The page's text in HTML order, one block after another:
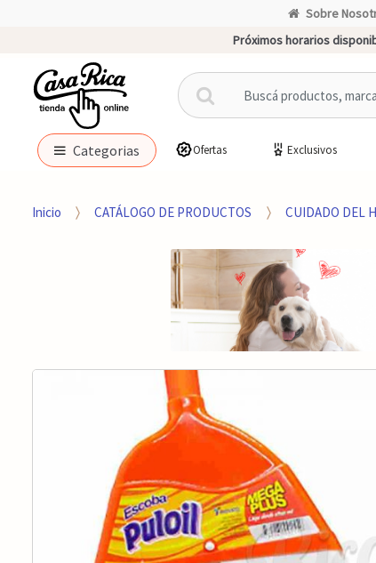
Sobre
Próximos horarios
B
u
c
p
r
:
Categorias Ofertas Exclusivos
Inicio CATÁLOGO DE PRODUCTOS CUIDADO DEL